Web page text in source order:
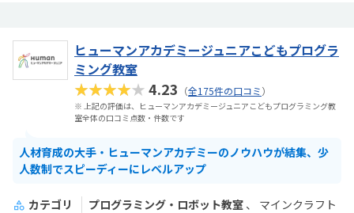
ヒューマンアカデミージュニアこどもプログラ
ミング教室
★★★★★4.23 （全175件の口コミ）
※ 上記の評価は、ヒューマンアカデミージュニアこどもプログラミング教
室全体の口コミ点数・件数です
人材育成の大手・ヒューマンアカデミーのノウハウが結集、少
人数制でスピーディーにレベルアップ
カテゴリ プログラミング・ロボット教室
マインクラフト